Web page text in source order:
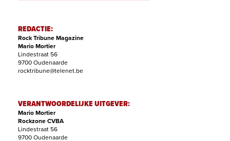
REDACTIE:
Rock Tribune Magazine
Mario Mortier
Lindestraat 56
9700 Oudenaarde
rocktribune@telenet.be
VERANTWOORDELIJKE UITGEVER:
Mario Mortier
Rockzone CVBA
Lindestraat 56
9700 Oudenaarde